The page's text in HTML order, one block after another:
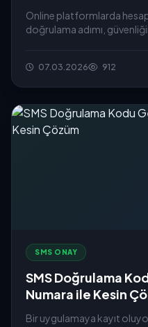
Online platformlarda
doğrulama adımı,
07.03.2026 912
SMS ONAY
SMS Doğrulama
Numara ile Kesin
Bir uygulamaya kayıt